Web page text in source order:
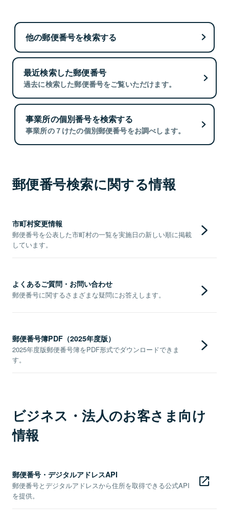
他の郵便番号を検索する
最近検索した郵便番号
過去に検索した郵便番号をご覧いただけます。
事業所の個別番号を検索する
事業所の７けたの個別郵便番号をお調べします。
郵便番号検索に関する情報
市町村変更情報
郵便番号を公表した市町村の一覧を実施日の新しい順に掲載
しています。
よくあるご質問・お問い合わせ
郵便番号に関するさまざまな疑問にお答えします。
郵便番号簿PDF（2025年度版）
2025年度版郵便番号簿をPDF形式でダウンロードできま
す。
ビジネス・法人のお客さま向け
情報
郵便番号・デジタルアドレスAPI
郵便番号とデジタルアドレスから住所を取得できる公式API
を提供。